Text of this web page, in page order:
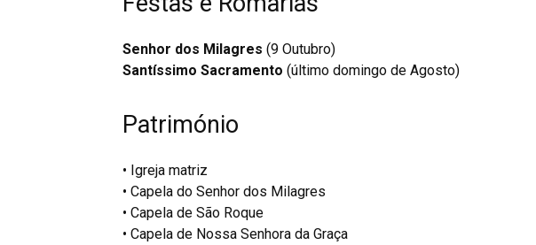
Senhor dos Milagres (9 Outubro)
Santíssimo Sacramento (último domingo de Agosto)
Património
• Igreja matriz
• Capela do Senhor dos Milagres
• Capela de São Roque
• Capela de Nossa Senhora da Graça